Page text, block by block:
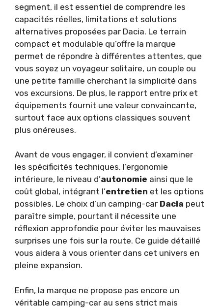
segment, il est essentiel de comprendre les
capacités réelles, limitations et solutions
alternatives proposées par Dacia. Le terrain
compact et modulable qu’offre la marque
permet de répondre à différentes attentes, que
vous soyez un voyageur solitaire, un couple ou
une petite famille cherchant la simplicité dans
vos excursions. De plus, le rapport entre prix et
équipements fournit une valeur convaincante,
surtout face aux options classiques souvent
plus onéreuses.
Avant de vous engager, il convient d’examiner
les spécificités techniques, l’ergonomie
intérieure, le niveau d’autonomie ainsi que le
coût global, intégrant l’entretien et les options
possibles. Le choix d’un camping-car Dacia peut
paraître simple, pourtant il nécessite une
réflexion approfondie pour éviter les mauvaises
surprises une fois sur la route. Ce guide détaillé
vous aidera à vous orienter dans cet univers en
pleine expansion.
Enfin, la marque ne propose pas encore un
véritable camping-car au sens strict mais